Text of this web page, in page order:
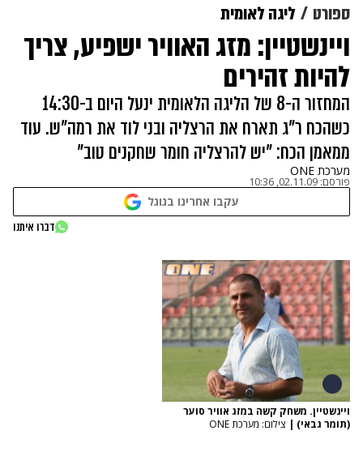
ספורט ליגה לאומית
ויינשטיין: מזג האוויר ישפיע, צריך
להיות זהירים
המחזור ה-8 של הליגה הלאומית ינעל היום ב-14:30
כשהכח ר"ג תארח את הרצליה ובני לוד את רמה"ש. עוד
ממאמן הכח: "יש להרצליה חומר שחקנים טוב"
מערכת ONE
פורסם: 02.11.09, 10:36
עקבו אחרינו בגוגל
דברו איתנו
ויינשטיין. משחק קשה במזג אוויר סוער
(תומר גבאי) | צילום: מערכת ONE